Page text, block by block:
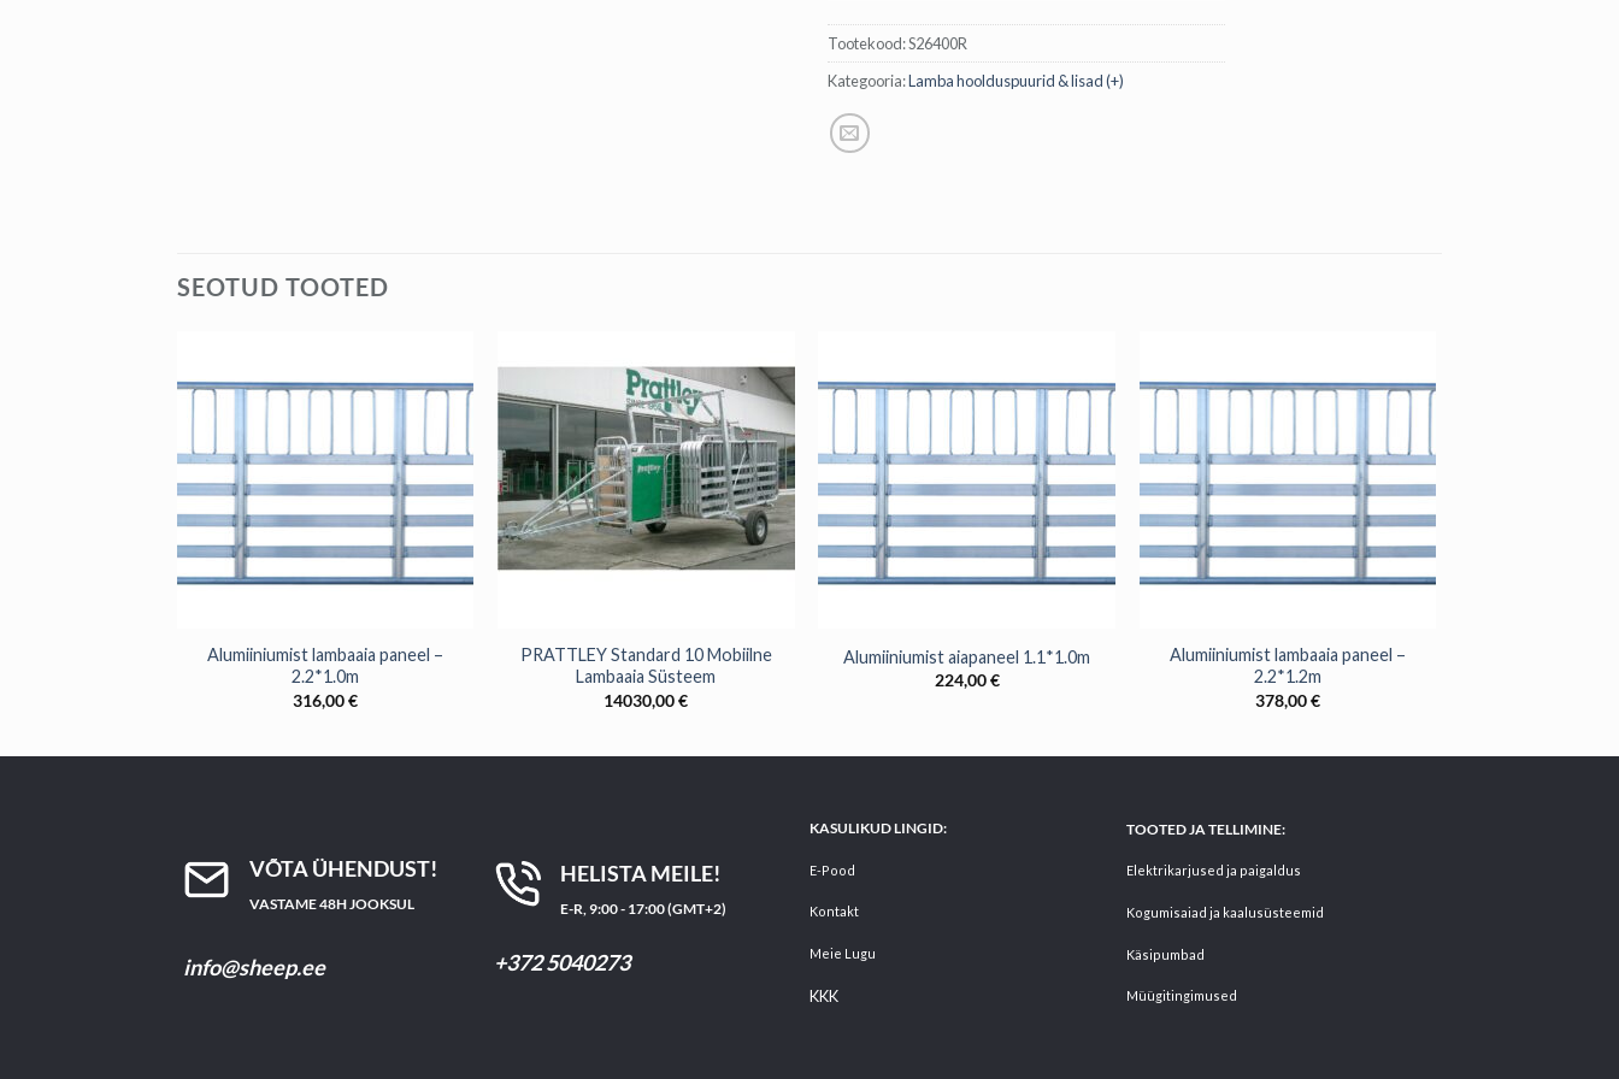
Tootekood:S26400R
Kategooria:Lamba hoolduspuurid & lisad (+)
SEOTUD TOOTED
Alumiiniumist lambaaia paneel –
2.2*1.0m
316,00€
PRATTLEY Standard 10 Mobiilne
Lambaaia Süsteem
14030,00€
Alumiiniumist aiapaneel 1.1*1.0m
224,00€
Alumiiniumist lambaaia paneel –
2.2*1.2m
378,00€
VÕTA ÜHENDUST!
VASTAME 48H JOOKSUL
info@sheep.ee
HELISTA MEILE!
E-R, 9:00 - 17:00 (GMT+2)
+372 5040273
KASULIKUD LINGID:
E-Pood
Kontakt
Meie Lugu
KKK
TOOTED JA TELLIMINE:
Elektrikarjused ja paigaldus
Kogumisaiad ja kaalusüsteemid
Käsipumbad
Müügitingimused
SOOVID LIGIPÄÄSU
ei, aitäh